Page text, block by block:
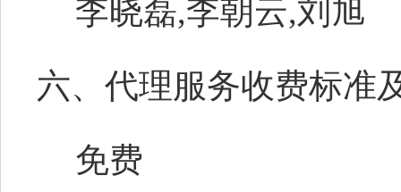
李晓磊,李朝云,刘旭
六、代理服务收费标准
免费